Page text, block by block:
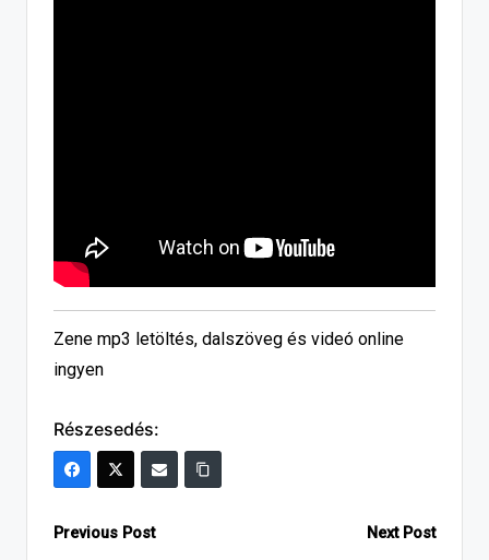
Zene mp3 letöltés, dalszöveg és videó online
ingyen
Részesedés:
Post
Previous Post Next Post